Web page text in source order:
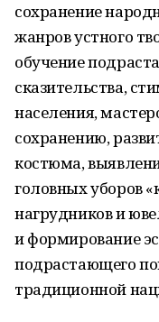
сохранение
жанров устного
обучение
сказительства,
населения,
сохранению,
костюма,
головных уборов
нагрудников и
и формирование
подрастающего
традиционной